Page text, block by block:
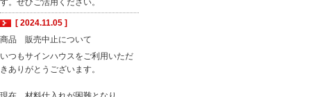
す。ぜひご活用ください。
[ 2024.11.05 ]
商品 販売中止について
いつもサインハウスをご利用いただ
きありがとうございます。